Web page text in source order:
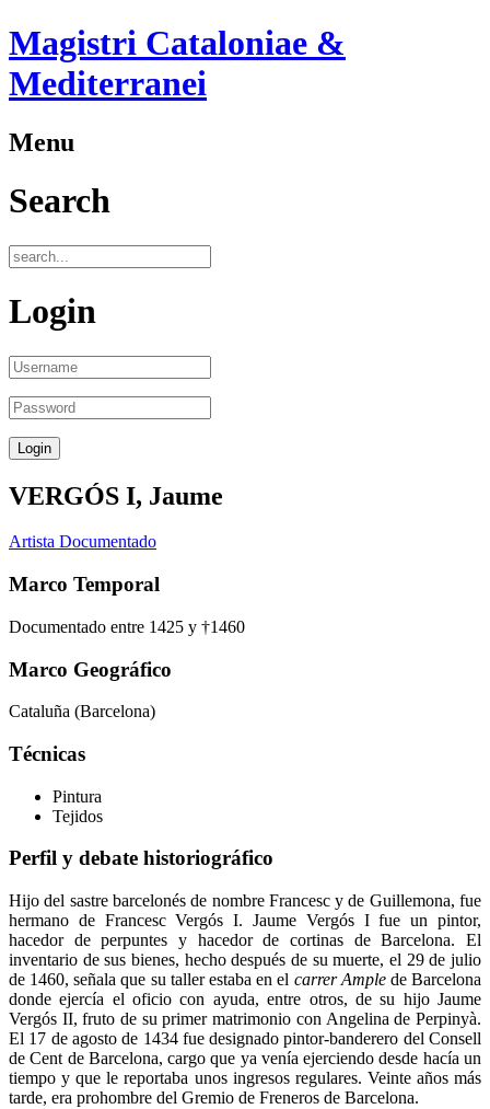
Magistri Cataloniae &
Mediterranei
Menu
Search
Login
VERGÓS I, Jaume
Artista Documentado
Marco Temporal
Documentado entre 1425 y †1460
Marco Geográfico
Cataluña (Barcelona)
Técnicas
Pintura
Tejidos
Perfil y debate historiográfico
Hijo del sastre barcelonés de nombre Francesc y de Guillemona, fue
hermano de Francesc Vergós I. Jaume Vergós I fue un pintor,
hacedor de perpuntes y hacedor de cortinas de Barcelona. El
inventario de sus bienes, hecho después de su muerte, el 29 de julio
de 1460, señala que su taller estaba en el carrer Amplede Barcelona
donde ejercía el oficio con ayuda, entre otros, de su hijo Jaume
Vergós II, fruto de su primer matrimonio con Angelina de Perpinyà.
El 17 de agosto de 1434 fue designado pintor-banderero del Consell
de Cent de Barcelona, cargo que ya venía ejerciendo desde hacía un
tiempo y que le reportaba unos ingresos regulares. Veinte años más
tarde, era prohombre del Gremio de Freneros de Barcelona.